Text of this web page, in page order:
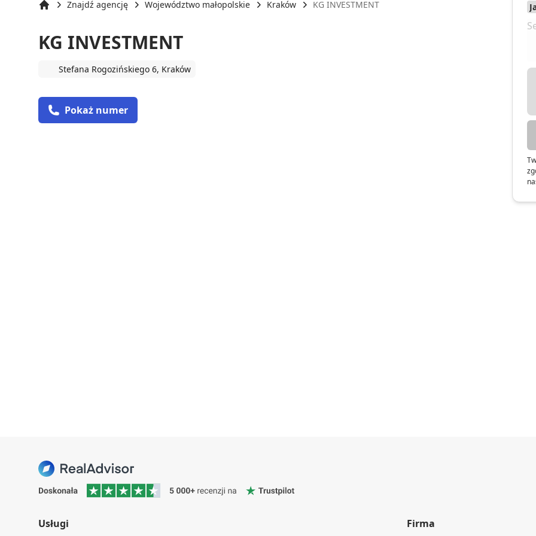
Znajdź agencję Województwo małopolskie Kraków KG INVESTMENT
KG INVESTMENT
Stefana Rogozińskiego 6, Kraków
Pokaż numer
Usługi Firma